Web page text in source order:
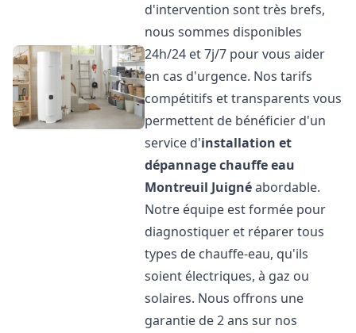
d'intervention sont très brefs,
nous sommes disponibles
24h/24 et 7j/7 pour vous aider
en cas d'urgence. Nos tarifs
compétitifs et transparents vous
permettent de bénéficier d'un
service d'installation et
dépannage chauffe eau
Montreuil Juignéabordable.
Notre équipe est formée pour
diagnostiquer et réparer tous
types de chauffe-eau, qu'ils
soient électriques, à gaz ou
solaires. Nous offrons une
garantie de 2 ans sur nos